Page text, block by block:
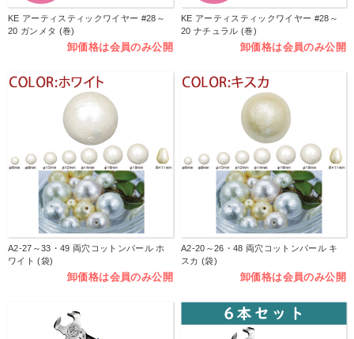
KE アーティスティックワイヤー #28～
20 ガンメタ (巻)
卸価格は会員のみ公開
KE アーティスティックワイヤー #28～
20 ナチュラル (巻)
卸価格は会員のみ公開
A2-27～33・49 両穴コットンパール ホ
ワイト (袋)
卸価格は会員のみ公開
A2-20～26・48 両穴コットンパール キ
スカ (袋)
卸価格は会員のみ公開